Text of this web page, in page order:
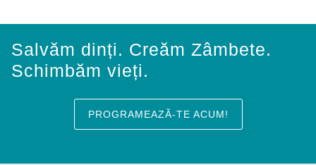
Salvăm dinți. Creăm Zâmbete.
Schimbăm vieți.
PROGRAMEAZĂ-TE ACUM!